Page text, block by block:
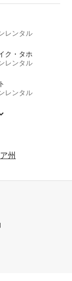
レンタル
ク・タホ
レンタル
レンタル
州